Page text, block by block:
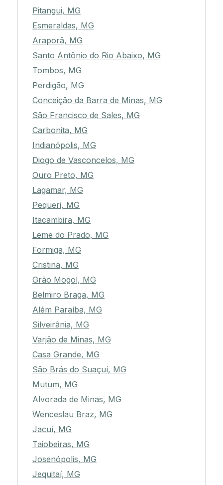
Pitangui, MG
Esmeraldas, MG
Araporã, MG
Santo Antônio do Rio Abaixo, MG
Tombos, MG
Perdigão, MG
Conceição da Barra de Minas, MG
São Francisco de Sales, MG
Carbonita, MG
Indianópolis, MG
Diogo de Vasconcelos, MG
Ouro Preto, MG
Lagamar, MG
Pequeri, MG
Itacambira, MG
Leme do Prado, MG
Formiga, MG
Cristina, MG
Grão Mogol, MG
Belmiro Braga, MG
Além Paraíba, MG
Silveirânia, MG
Varjão de Minas, MG
Casa Grande, MG
São Brás do Suaçuí, MG
Mutum, MG
Alvorada de Minas, MG
Wenceslau Braz, MG
Jacuí, MG
Taiobeiras, MG
Josenópolis, MG
Jequitaí, MG